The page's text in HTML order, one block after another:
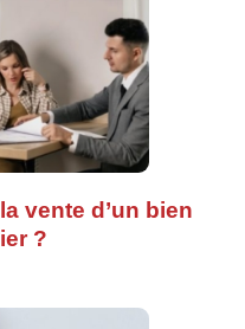
vente d’un bien
?